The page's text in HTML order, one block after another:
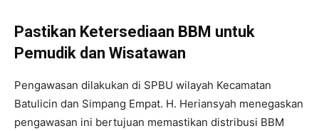
Pastikan Ketersediaan BBM untuk
Pemudik dan Wisatawan
Pengawasan dilakukan di SPBU wilayah Kecamatan
Batulicin dan Simpang Empat. H. Heriansyah menegaskan
pengawasan ini bertujuan memastikan distribusi BBM